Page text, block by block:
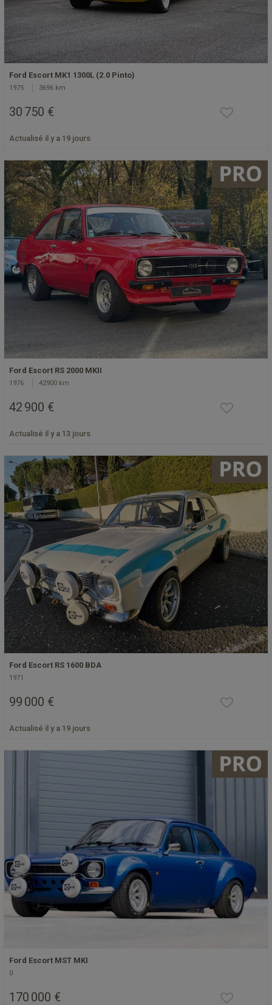
Ford Escort MK1 1300L (2.0 Pinto)
1975 3696 km
30 750 €
Actualisé il y a 19 jours
Ford Escort RS 2000 MKII
1976 42900 km
42 900 €
Actualisé il y a 13 jours
Ford Escort RS 1600 BDA
1971
99 000 €
Actualisé il y a 19 jours
Ford Escort MST MKI
0
170 000 €